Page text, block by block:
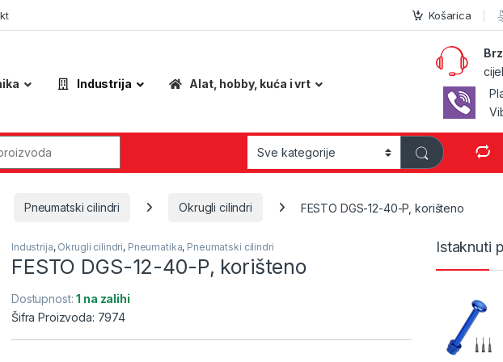
Košarica
Industrija Alat, hobby, kuća i vrt
Pneumatski cilindri Okrugli cilindri FESTO DGS-12-40-P, korišteno
Industrija, Okrugli cilindri, Pneumatika, Pneumatski cilindri
FESTO DGS-12-40-P, korišteno
Dostupnost:1 na zalihi
Šifra Proizvoda: 7974
Istaknuti